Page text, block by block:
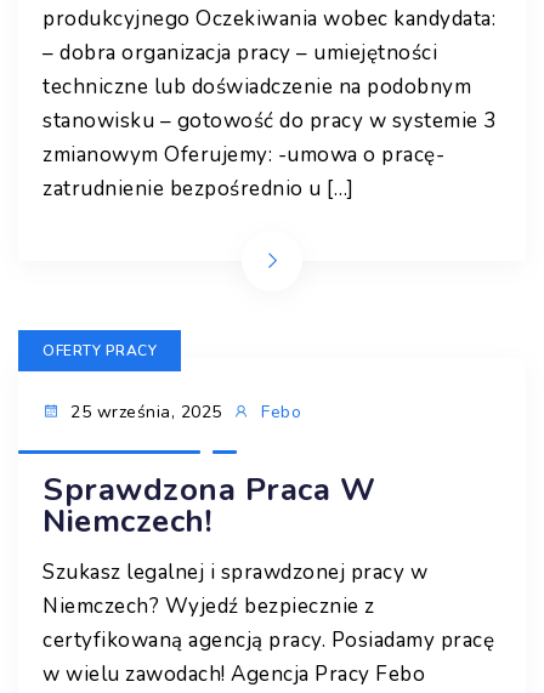
produkcyjnego Oczekiwania wobec kandydata:
– dobra organizacja pracy – umiejętności
techniczne lub doświadczenie na podobnym
stanowisku – gotowość do pracy w systemie 3
zmianowym Oferujemy: -umowa o pracę-
zatrudnienie bezpośrednio u […]
OFERTY PRACY
25 września, 2025 Febo
Sprawdzona Praca W
Niemczech!
Szukasz legalnej i sprawdzonej pracy w
Niemczech? Wyjedź bezpiecznie z
certyfikowaną agencją pracy. Posiadamy pracę
w wielu zawodach! Agencja Pracy Febo